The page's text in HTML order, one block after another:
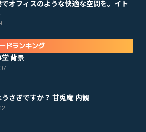
オフィスのような快適な空間を。イト
ドランキング
背景
さぎですか？ 甘兎庵 内観